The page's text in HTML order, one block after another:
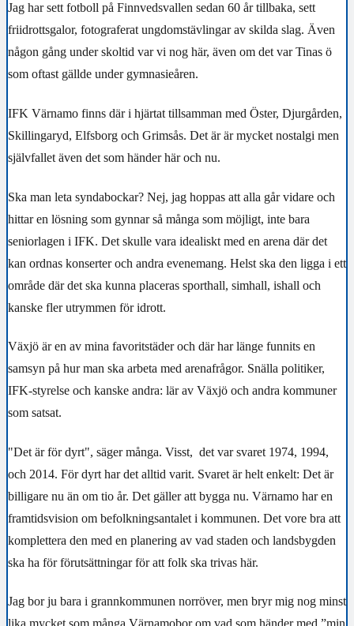
Jag har sett fotboll på Finnvedsvallen sedan 60 år tillbaka, sett
friidrottsgalor, fotograferat ungdomstävlingar av skilda slag. Även
någon gång under skoltid var vi nog här, även om det var Tinas ö
som oftast gällde under gymnasieåren.
IFK Värnamo finns där i hjärtat tillsamman med Öster, Djurgården,
Skillingaryd, Elfsborg och Grimsås. Det är är mycket nostalgi men
självfallet även det som händer här och nu.
Ska man leta syndabockar? Nej, jag hoppas att alla går vidare och
hittar en lösning som gynnar så många som möjligt, inte bara
seniorlagen i IFK. Det skulle vara idealiskt med en arena där det
kan ordnas konserter och andra evenemang. Helst ska den ligga i ett
område där det ska kunna placeras sporthall, simhall, ishall och
kanske fler utrymmen för idrott.
Växjö är en av mina favoritstäder och där har länge funnits en
samsyn på hur man ska arbeta med arenafrågor. Snälla politiker,
IFK-styrelse och kanske andra: lär av Växjö och andra kommuner
som satsat.
"Det är för dyrt", säger många. Visst, det var svaret 1974, 1994,
och 2014. För dyrt har det alltid varit. Svaret är helt enkelt: Det är
billigare nu än om tio år. Det gäller att bygga nu. Värnamo har en
framtidsvision om befolkningsantalet i kommunen. Det vore bra att
komplettera den med en planering av vad staden och landsbygden
ska ha för förutsättningar för att folk ska trivas här.
Jag bor ju bara i grannkommunen norröver, men bryr mig nog minst